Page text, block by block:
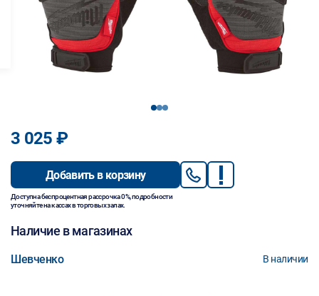
123
3 025 ₽
Добавить в корзину
Доступна беспроцентная рассрочка 0%, подробности
уточняйте на кассах в торговых залах.
Наличие в магазинах
Шевченко В наличии